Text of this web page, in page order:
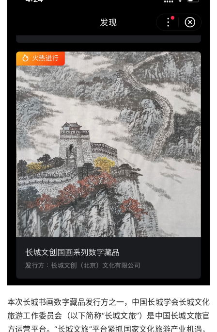
本次长城书画数字藏品发行方之一，中国长城学会长城文化
旅游工作委员会（以下简称“长城文旅”）是中国长城文旅官
方运营平台。“长城文旅”平台紧抓国家文化旅游产业机遇，